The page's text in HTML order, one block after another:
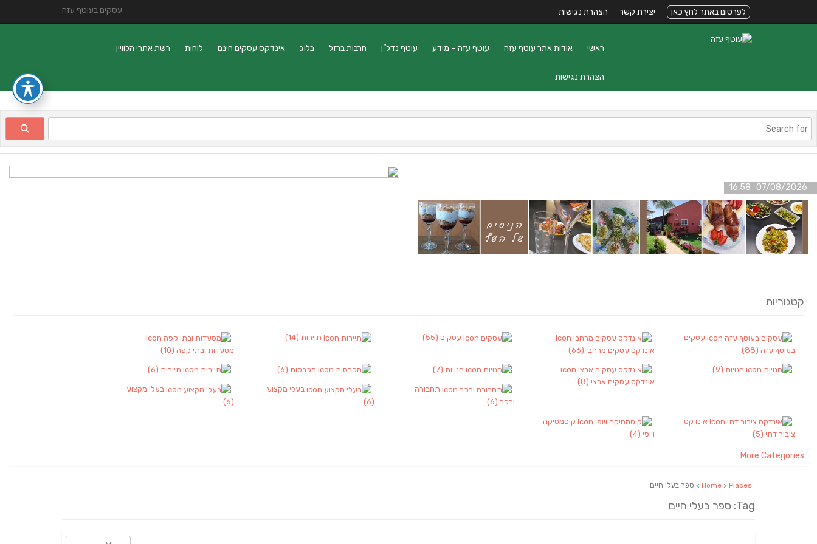
עסקים בעוטף עזה לפרסום באתר לחץ כאן יצירת קשר הצהרת נגישות
ראשי אודות אתר עוטף עזה עוטף עזה – מידע עוטף נדל”ן חרבות ברזל בלוג אינדקס עסקים חינם לוחות רשת אתרי הלוויין
הצהרת נגישות
07/08/2026 16:58
קטגוריות
עסקים
בעוטף עזה (88) אינדקס עסקים מרחבי (66)
עסקים (55) תיירות (14)
מסעדות ובתי קפה (10)
חנויות (9)
אינדקס עסקים ארצי (8)
חנויות (7) מכבסות (6) תיירות (6)
תחבורה
ורכב (6)
בעלי מקצוע
(6)
בעלי מקצוע
(6)
אינדקס
ציבור דתי (5)
קוסמטיקה
ויופי (4)
More Categories
Home > Places > ספר בעלי חיים
Tag: ספר בעלי חיים